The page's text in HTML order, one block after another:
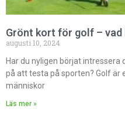
Grönt kort för golf – vad
augusti 10, 2024
Har du nyligen börjat
på att testa på sporten? Golf är
människor
Läs mer »